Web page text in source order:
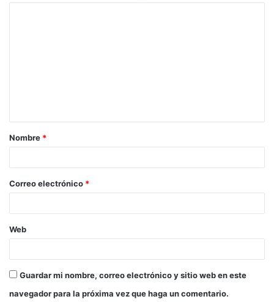
a
r
*
Nombre *
Correo electrónico *
Web
Guardar mi nombre, correo electrónico y sitio web en este
navegador para la próxima vez que haga un comentario.